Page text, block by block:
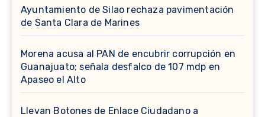
Ayuntamiento de Silao rechaza pavimentación
de Santa Clara de Marines
Morena acusa al PAN de encubrir corrupción en
Guanajuato; señala desfalco de 107 mdp en
Apaseo el Alto
Llevan Botones de Enlace Ciudadano a